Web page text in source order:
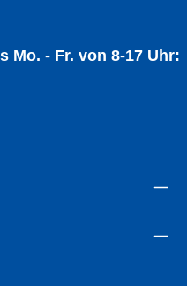
Mo. - Fr. von 8-17 Uhr: